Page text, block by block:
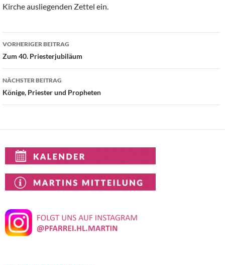
Kirche ausliegenden Zettel ein.
Beitragsnavigation
VORHERIGER BEITRAG
Zum 40. Priesterjubiläum
NÄCHSTER BEITRAG
Könige, Priester und Propheten